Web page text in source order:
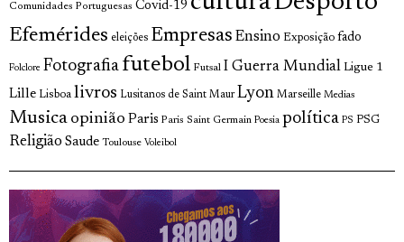
Comunidades Portuguesas Covid-19
Efemérides eleições Empresas Ensino Exposição fado
Folclore Fotografia futebol Futsal I Guerra Mundial Ligue 1
Lille Lisboa livros Lusitanos de Saint Maur Lyon Marseille Medias
Musica opinião Paris Paris Saint Germain Poesia política PS PSG
Religião Saude Toulouse Voleibol